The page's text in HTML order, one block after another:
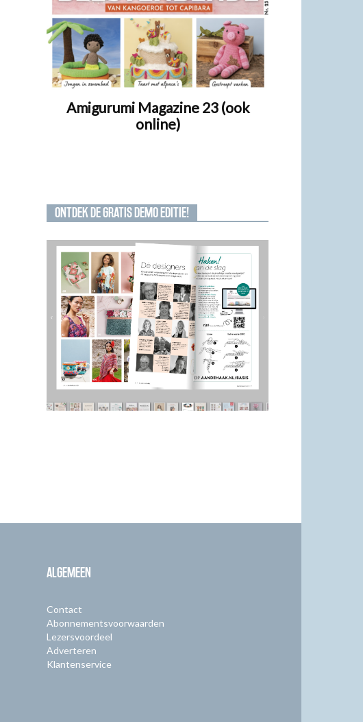
Amigurumi Magazine 23 (ook
online)
ONTDEK DE GRATIS DEMO EDITIE!
ALGEMEEN
Contact
Abonnementsvoorwaarden
Lezersvoordeel
Adverteren
Klantenservice